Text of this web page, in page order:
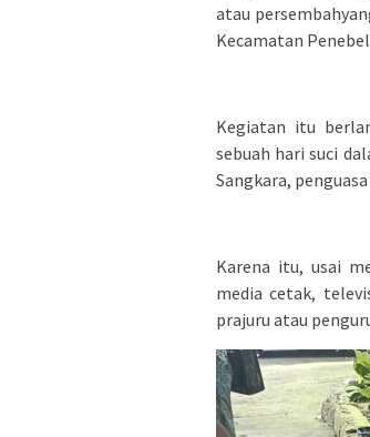
atau
Kecamatan
Kegiatan itu
sebuah hari suci
Sangkara,
Karena itu, usai
media cetak,
prajuru atau